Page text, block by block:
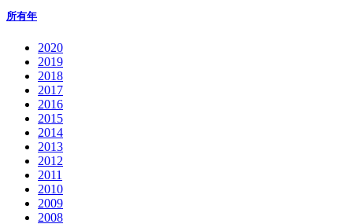
所有年
2020
2019
2018
2017
2016
2015
2014
2013
2012
2011
2010
2009
2008